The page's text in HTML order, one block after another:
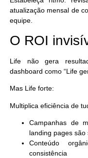
atualização mensal de
equipe.
O ROI
Life não gera
dashboard como “Life
Mas Life forte:
Multiplica eficiência de
Campanhas de
landing pages são
Conteúdo
consistência